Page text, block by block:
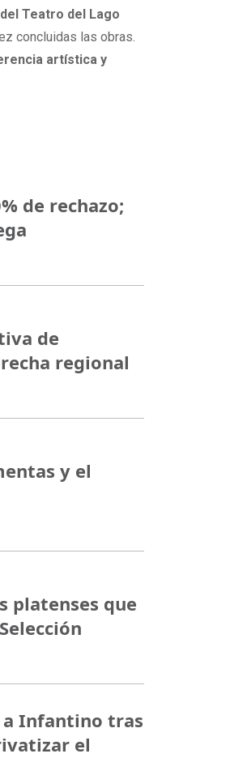
Teatro del Lago
concluidas las obras.
artística y
de rechazo;
de
regional
y el
platenses que
a Infantino tras
el